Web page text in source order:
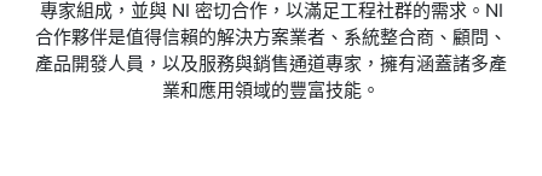
專家組成，並與 NI 密切合作，以滿足工程社群的需求。NI
合作夥伴是值得信賴的解決方案業者、系統整合商、顧問、
產品開發人員，以及服務與銷售通道專家，擁有涵蓋諸多產
業和應用領域的豐富技能。